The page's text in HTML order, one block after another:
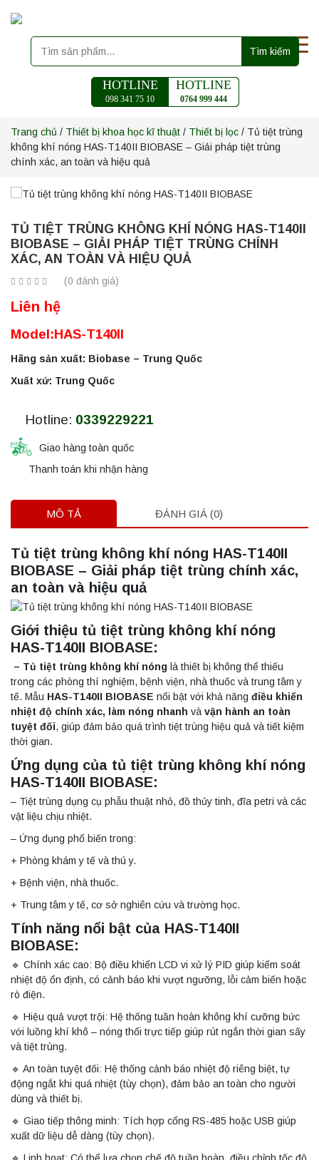
Tìm kiếm
HOTLINE
098 341 75 10
HOTLINE
0764 999 444
Trang chủ / Thiết bị khoa học kĩ thuật / Thiết bị lọc / Tủ tiệt trùng
không khí nóng HAS-T140II BIOBASE – Giải pháp tiệt trùng
chính xác, an toàn và hiệu quả
TỦ TIỆT TRÙNG KHÔNG KHÍ NÓNG HAS-T140II
BIOBASE – GIẢI PHÁP TIỆT TRÙNG CHÍNH
XÁC, AN TOÀN VÀ HIỆU QUẢ
(0 đánh giá)
Liên hệ
Model:HAS-T140II
Hãng sản xuất: Biobase – Trung Quốc
Xuất xứ: Trung Quốc
Hotline: 0339229221
Giao hàng toàn quốc
Thanh toán khi nhận hàng
MÔ TẢ ĐÁNH GIÁ (0)
Tủ tiệt trùng không khí nóng HAS-T140II
BIOBASE – Giải pháp tiệt trùng chính xác,
an toàn và hiệu quả
Giới thiệu tủ tiệt trùng không khí nóng
HAS-T140II BIOBASE:
– Tủ tiệt trùng không khí nóng là thiết bị không thể thiếu
trong các phòng thí nghiệm, bệnh viện, nhà thuốc và trung tâm y
tế. Mẫu HAS-T140II BIOBASE nổi bật với khả năng điều khiển
nhiệt độ chính xác, làm nóng nhanh và vận hành an toàn
tuyệt đối, giúp đảm bảo quá trình tiệt trùng hiệu quả và tiết kiệm
thời gian.
Ứng dụng của tủ tiệt trùng không khí nóng
HAS-T140II BIOBASE:
– Tiệt trùng dụng cụ phẫu thuật nhỏ, đồ thủy tinh, đĩa petri và các
vật liệu chịu nhiệt.
– Ứng dụng phổ biến trong:
+ Phòng khám y tế và thú y.
+ Bệnh viện, nhà thuốc.
+ Trung tâm y tế, cơ sở nghiên cứu và trường học.
Tính năng nổi bật của HAS-T140II
BIOBASE:
🔹 Chính xác cao: Bộ điều khiển LCD vi xử lý PID giúp kiểm soát
nhiệt độ ổn định, có cảnh báo khi vượt ngưỡng, lỗi cảm biến hoặc
rò điện.
🔹 Hiệu quả vượt trội: Hệ thống tuần hoàn không khí cưỡng bức
với luồng khí khô – nóng thổi trực tiếp giúp rút ngắn thời gian sấy
và tiệt trùng.
🔹 An toàn tuyệt đối: Hệ thống cảnh báo nhiệt độ riêng biệt, tự
động ngắt khi quá nhiệt (tùy chọn), đảm bảo an toàn cho người
dùng và thiết bị.
🔹 Giao tiếp thông minh: Tích hợp cổng RS-485 hoặc USB giúp
xuất dữ liệu dễ dàng (tùy chọn).
🔹 Linh hoạt: Có thể lựa chọn chế độ tuần hoàn, điều chỉnh tốc độ